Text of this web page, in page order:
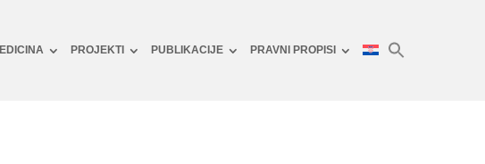
PROJEKTI PUBLIKACIJE PRAVNI PROPISI